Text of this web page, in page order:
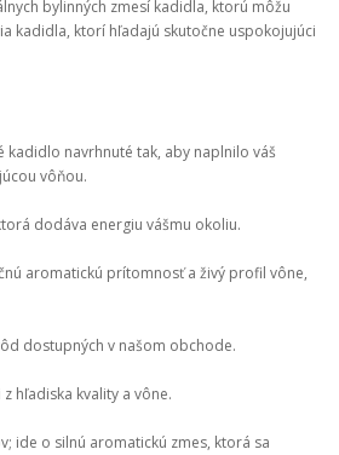
bylinných zmesí kadidla, ktorú môžu
kadidla, ktorí hľadajú skutočne uspokojujúci
kadidlo navrhnuté tak, aby naplnilo váš
vôňou.
dodáva energiu vášmu okoliu.
aromatickú prítomnosť a živý profil vône,
dostupných v našom obchode.
hľadiska kvality a vône.
ide o silnú aromatickú zmes, ktorá sa